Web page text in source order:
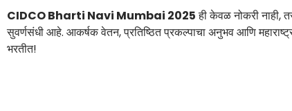
CIDCO Bharti Navi Mumbai 2025ही केवळ नोकरी नाही,
सुवर्णसंधी आहे. आकर्षक वेतन, प्रतिष्ठित प्रकल्पाचा अनुभव आणि
भरतीत!